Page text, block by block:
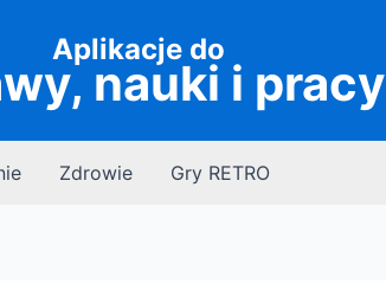
Aplikacje do
nauki i pracy
Zdrowie Gry RETRO